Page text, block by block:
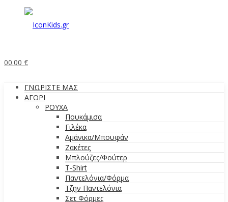
00.00 €
ΓΝΩΡΙΣΤΕ ΜΑΣ
ΑΓΟΡΙ
ΡΟΥΧΑ
Πουκάμισα
Γιλέκα
Αμάνικα/Μπουφάν
Ζακέτες
Μπλούζες/Φούτερ
T-Shirt
Παντελόνια/Φόρμα
Τζην Παντελόνια
Σετ Φόρμες